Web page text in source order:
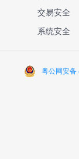
交易安全
系统安全
粤公网安备